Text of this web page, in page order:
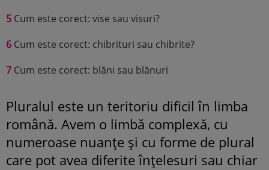
5 Cum este corect: vise sau visuri?
6 Cum este corect: chibrituri sau chibrite?
7 Cum este corect: blăni sau blănuri
Pluralul este un teritoriu dificil în limba
română. Avem o limbă complexă, cu
numeroase nuanțe și cu forme de plural
care pot avea diferite înțelesuri sau chiar